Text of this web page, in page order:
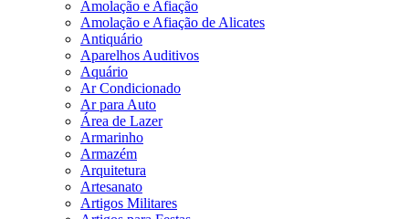
Amolação e Afiação
Amolação e Afiação de Alicates
Antiquário
Aparelhos Auditivos
Aquário
Ar Condicionado
Ar para Auto
Área de Lazer
Armarinho
Armazém
Arquitetura
Artesanato
Artigos Militares